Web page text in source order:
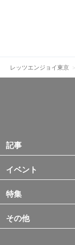
レッツエンジョイ東京
記事
イベント
特集
その他